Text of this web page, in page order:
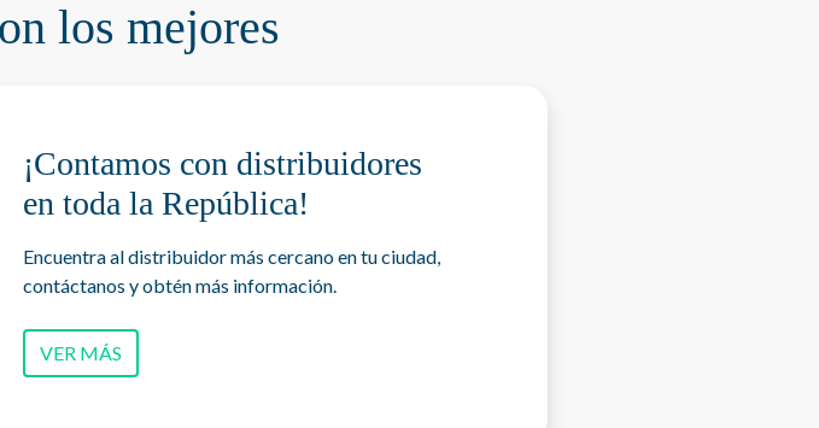
los mejores
¡Contamos con distribuidores
en toda la República!
Encuentra al distribuidor más cercano en tu ciudad,
contáctanos y obtén más información.
VER MÁS